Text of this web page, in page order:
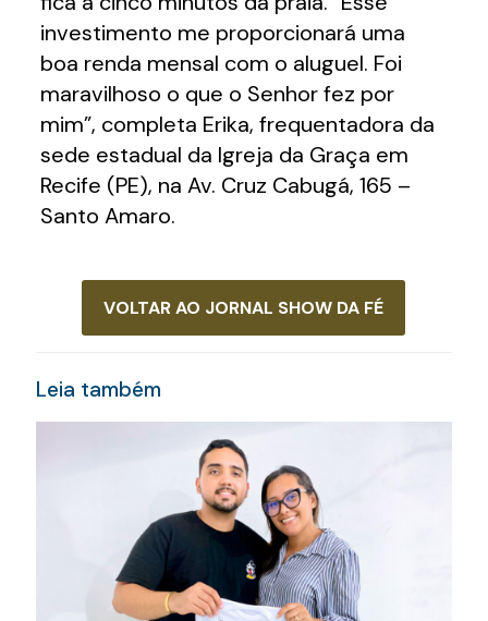
investimento me proporcionará uma
boa renda mensal com o aluguel. Foi
maravilhoso o que o Senhor fez por
mim”, completa Erika, frequentadora da
sede estadual da Igreja da Graça em
Recife (PE), na Av. Cruz Cabugá, 165 –
Santo Amaro.
VOLTAR AO JORNAL SHOW DA FÉ
Leia também